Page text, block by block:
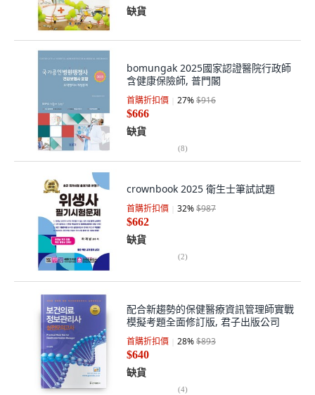
缺貨
bomungak 2025國家認證醫院行政師
含健康保險師, 普門閣
首購折扣價 27%$916
$666
缺貨
(8)
crownbook 2025 衛生士筆試試題
首購折扣價 32%$987
$662
缺貨
(2)
配合新趨勢的保健醫療資訊管理師實戰
模擬考題全面修訂版, 君子出版公司
首購折扣價 28%$893
$640
缺貨
(4)